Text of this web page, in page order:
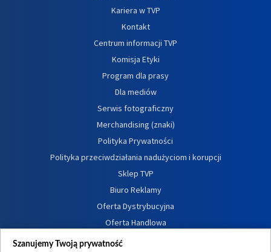
Kariera w TVP
Kontakt
Centrum informacji TVP
Komisja Etyki
Program dla prasy
Dla mediów
Serwis fotograficzny
Merchandising (znaki)
Polityka Prywatności
Polityka przeciwdziałania nadużyciom i korupcji
Sklep TVP
Biuro Reklamy
Oferta Dystrybucyjna
Oferta Handlowa
Dostępność
Szanujemy Twoją prywatność